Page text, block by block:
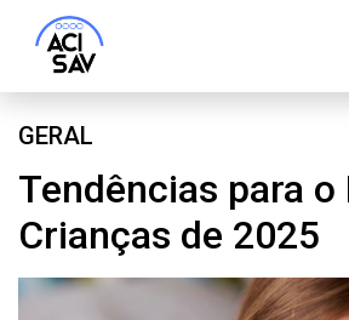
GERAL
Tendências para o
Crianças de 2025